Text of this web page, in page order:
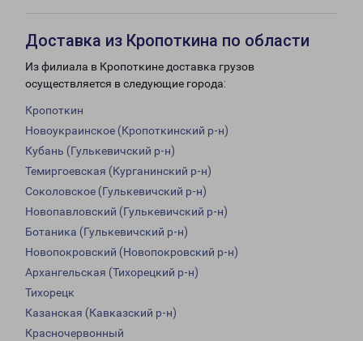
Доставка из Кропоткина по области
Из филиала в Кропоткине доставка грузов
осуществляется в следующие города:
Кропоткин
Новоукраинское (Кропоткинский р-н)
Кубань (Гулькевичский р-н)
Темиргоевская (Курганинский р-н)
Соколовское (Гулькевичский р-н)
Новопавловский (Гулькевичский р-н)
Ботаника (Гулькевичский р-н)
Новопокровский (Новопокровский р-н)
Архангельская (Тихорецкий р-н)
Тихорецк
Казанская (Кавказский р-н)
Красночервонный